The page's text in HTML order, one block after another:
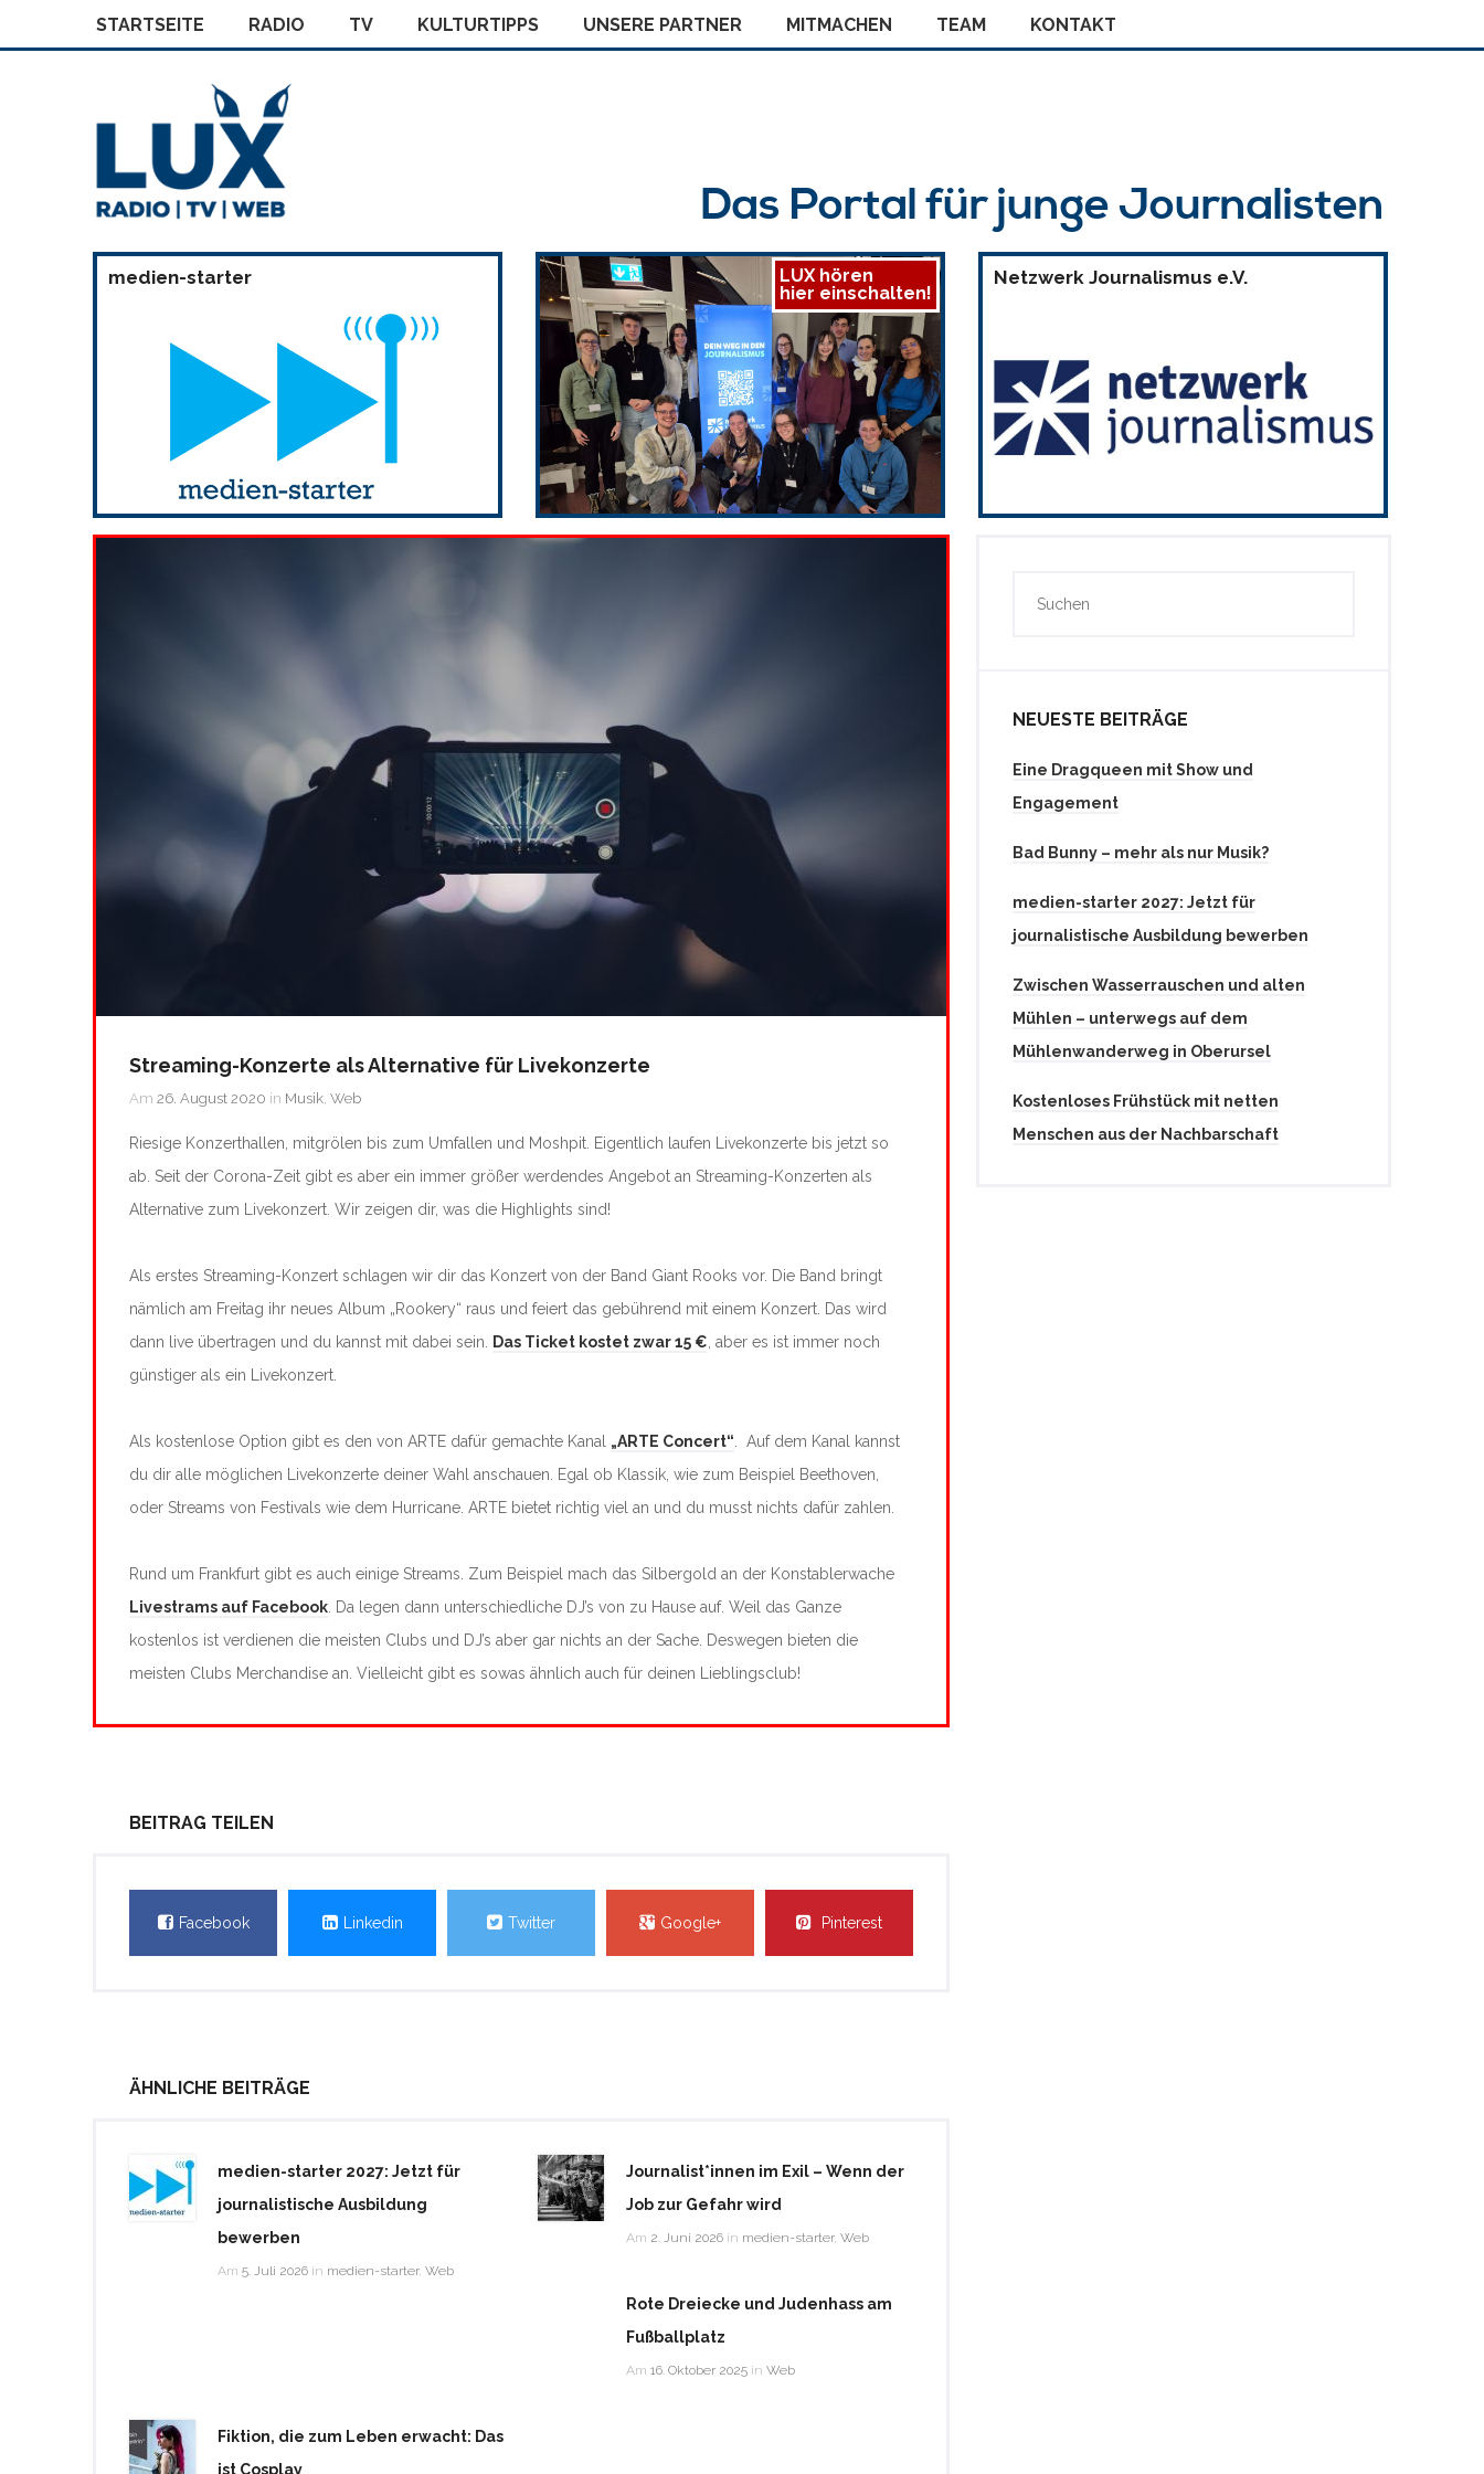
STARTSEITE RADIO TV KULTURTIPPS UNSERE PARTNER MITMACHEN TEAM KONTAKT
Das Portal für junge Journalisten
medien-starter
LUX hören
hier einschalten!
Netzwerk Journalismus e.V.
Streaming-Konzerte als Alternative für Livekonzerte
Am 26. August 2020 in Musik Web
Riesige Konzerthallen, mitgrölen bis zum Umfallen und Moshpit. Eigentlich laufen Livekonzerte bis jetzt so
ab. Seit der Corona-Zeit gibt es aber ein immer größer werdendes Angebot an Streaming-Konzerten als
Alternative zum Livekonzert. Wir zeigen dir, was die Highlights sind!
Als erstes Streaming-Konzert schlagen wir dir das Konzert von der Band Giant Rooks vor. Die Band bringt
nämlich am Freitag ihr neues Album „Rookery“ raus und feiert das gebührend mit einem Konzert. Das wird
dann live übertragen und du kannst mit dabei sein.
Das Ticket kostet zwar 15 € , aber es ist immer noch
günstiger als ein Livekonzert.
Als kostenlose Option gibt es den von ARTE dafür gemachte Kanal „ARTE Concert“ . Auf dem Kanal kannst
du dir alle möglichen Livekonzerte deiner Wahl anschauen. Egal ob Klassik, wie zum Beispiel Beethoven,
oder Streams von Festivals wie dem Hurricane. ARTE bietet richtig viel an und du musst nichts dafür zahlen.
Rund um Frankfurt gibt es auch einige Streams. Zum Beispiel mach das Silbergold an der Konstablerwache
Livestrams auf Facebook . Da legen dann unterschiedliche DJ’s von zu Hause auf. Weil das Ganze
kostenlos ist verdienen die meisten Clubs und DJ’s aber gar nichts an der Sache. Deswegen bieten die
meisten Clubs Merchandise an. Vielleicht gibt es sowas ähnlich auch für deinen Lieblingsclub!
BEITRAG TEILEN
Facebook Linkedin Twitter Google+ Pinterest
ÄHNLICHE BEITRÄGE
medien-starter 2027: Jetzt für
journalistische Ausbildung
bewerben
Am 5. Juli 2026 in medien-starter, Web
Journalist*innen im Exil – Wenn der
Job zur Gefahr wird
Am 2. Juni 2026 in medien-starter, Web
Rote Dreiecke und Judenhass am
Fußballplatz
Am 16. Oktober 2025 in Web
Fiktion, die zum Leben erwacht: Das
ist Cosplay
NEUESTE BEITRÄGE
Eine Dragqueen mit Show und
Engagement
Bad Bunny – mehr als nur Musik?
medien-starter 2027: Jetzt für
journalistische Ausbildung bewerben
Zwischen Wasserrauschen und alten
Mühlen – unterwegs auf dem
Mühlenwanderweg in Oberursel
Kostenloses Frühstück mit netten
Menschen aus der Nachbarschaft